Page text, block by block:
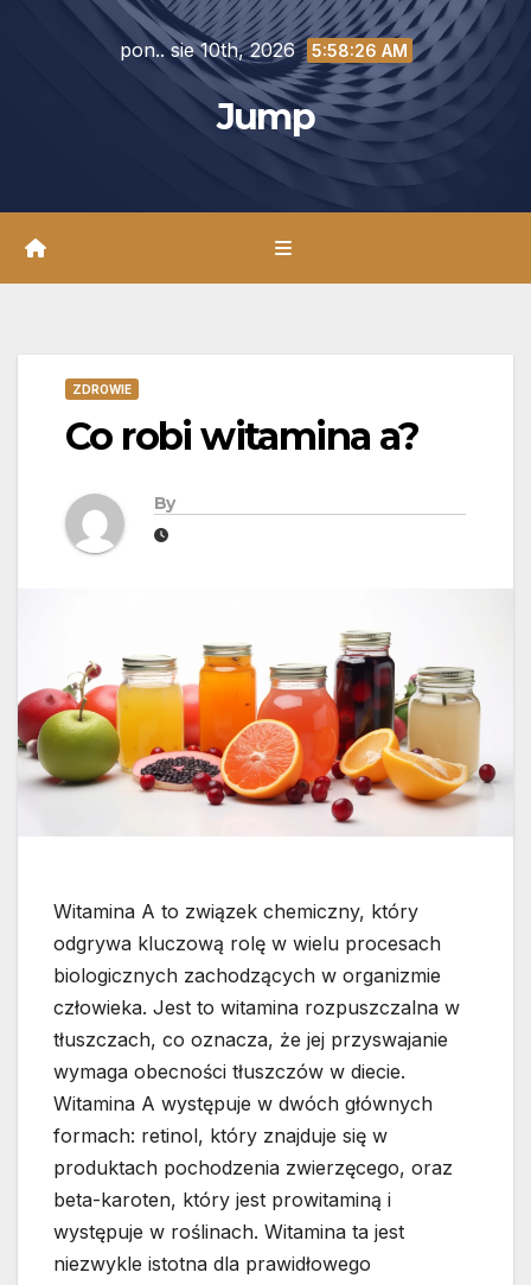
pon.. sie 10th, 2026 5:58:28 AM
Jump
ZDROWIE
Co robi witamina a?
By
Witamina A to związek chemiczny, który
odgrywa kluczową rolę w wielu procesach
biologicznych zachodzących w organizmie
człowieka. Jest to witamina rozpuszczalna w
tłuszczach, co oznacza, że jej przyswajanie
wymaga obecności tłuszczów w diecie.
Witamina A występuje w dwóch głównych
formach: retinol, który znajduje się w
produktach pochodzenia zwierzęcego, oraz
beta-karoten, który jest prowitaminą i
występuje w roślinach. Witamina ta jest
niezwykle istotna dla prawidłowego